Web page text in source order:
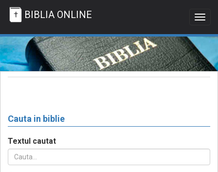
BIBLIA ONLINE
Cauta in biblie
Textul cautat